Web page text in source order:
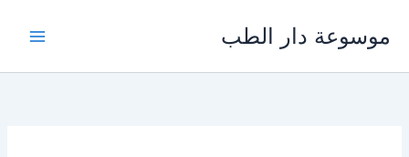
المحتوى
موسوعة دار الطب